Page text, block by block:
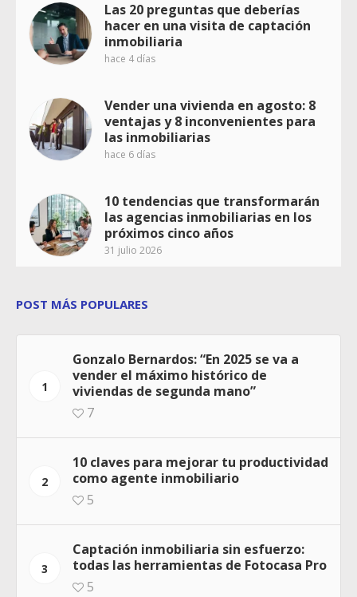
Las 20 preguntas que deberías
hacer en una visita de captación
inmobiliaria
hace 4 días
Vender una vivienda en agosto: 8
ventajas y 8 inconvenientes para
las inmobiliarias
hace 6 días
10 tendencias que transformarán
las agencias inmobiliarias en los
próximos cinco años
31 julio 2026
POST MÁS POPULARES
1
Gonzalo Bernardos: “En 2025 se va a
vender el máximo histórico de
viviendas de segunda mano”
7
2
10 claves para mejorar tu productividad
como agente inmobiliario
5
3
Captación inmobiliaria sin esfuerzo:
todas las herramientas de Fotocasa Pro
5